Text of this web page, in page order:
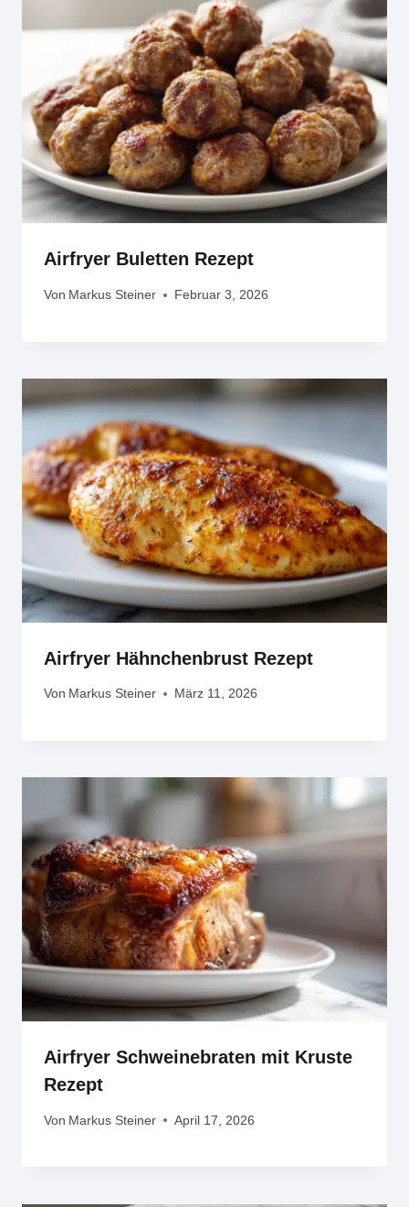
Airfryer Buletten Rezept
Von Markus Steiner Februar 3, 2026
Airfryer Hähnchenbrust Rezept
Von Markus Steiner März 11, 2026
Airfryer Schweinebraten mit Kruste
Rezept
Von Markus Steiner April 17, 2026